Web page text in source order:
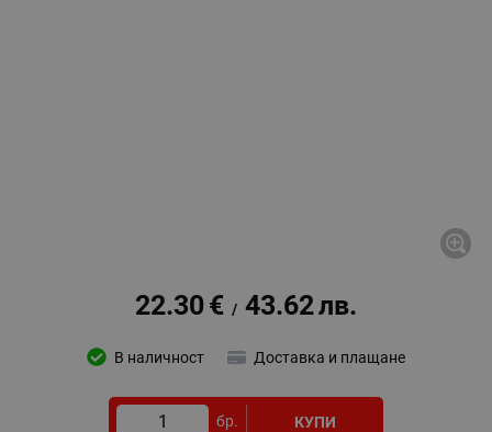
22.30 € / 43.62лв.
В наличност Доставка и плащане
бр. КУПИ